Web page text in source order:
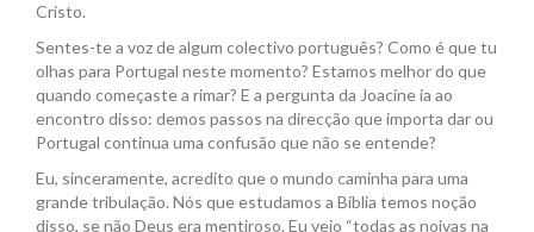
Cristo.
Sentes-te a voz de algum colectivo português? Como é que tu
olhas para Portugal neste momento? Estamos melhor do que
quando começaste a rimar? E a pergunta da Joacine ia ao
encontro disso: demos passos na direcção que importa dar ou
Portugal continua uma confusão que não se entende?
Eu, sinceramente, acredito que o mundo caminha para uma
grande tribulação. Nós que estudamos a Bíblia temos noção
disso, se não Deus era mentiroso. Eu vejo “todas as noivas na